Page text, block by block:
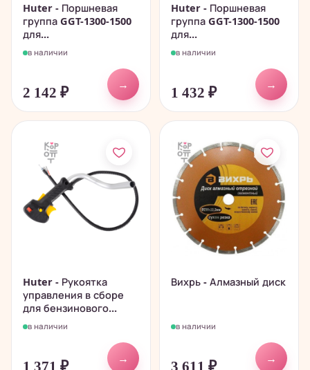
Huter - Поршневая
группа GGT-1300-1500
для...
в наличии
2 142 ₽
→
Huter - Поршневая
группа GGT-1300-1500
для...
в наличии
1 432 ₽
→
Huter - Рукоятка
управления в сборе
для бензинового...
в наличии
1 371 ₽
→
Вихрь - Алмазный диск
в наличии
3 611 ₽
→